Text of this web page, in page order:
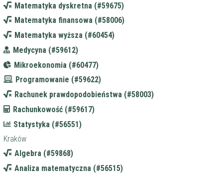
Matematyka dyskretna (#59675)
Matematyka finansowa (#58006)
Matematyka wyższa (#60454)
Medycyna (#59612)
Mikroekonomia (#60477)
Programowanie (#59622)
Rachunek prawdopodobieństwa (#58003)
Rachunkowość (#59617)
Statystyka (#56551)
Kraków
Algebra (#59868)
Analiza matematyczna (#56515)